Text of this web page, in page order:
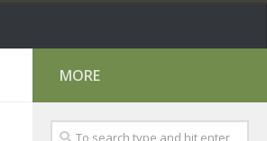
MORE